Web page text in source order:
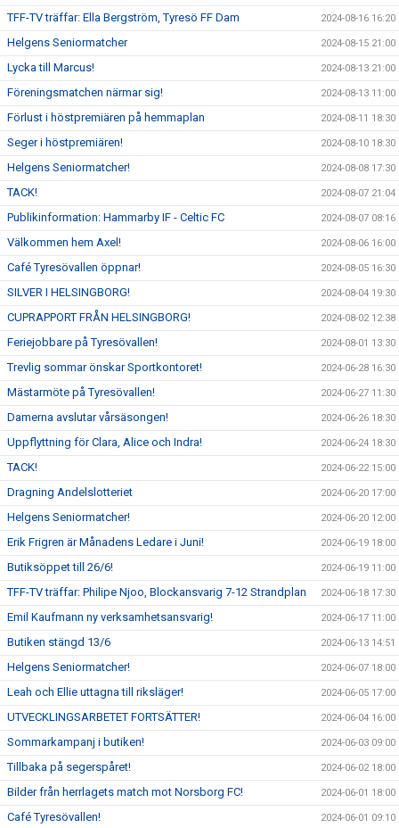
TFF-TV träffar: Ella Bergström, Tyresö FF Dam 2024-08-16 16:20
Helgens Seniormatcher 2024-08-15 21:00
Lycka till Marcus! 2024-08-13 21:00
Föreningsmatchen närmar sig! 2024-08-13 11:00
Förlust i höstpremiären på hemmaplan 2024-08-11 18:30
Seger i höstpremiären! 2024-08-10 18:30
Helgens Seniormatcher! 2024-08-08 17:30
TACK! 2024-08-07 21:04
Publikinformation: Hammarby IF - Celtic FC 2024-08-07 08:16
Välkommen hem Axel! 2024-08-06 16:00
Café Tyresövallen öppnar! 2024-08-05 16:30
SILVER I HELSINGBORG! 2024-08-04 19:30
CUPRAPPORT FRÅN HELSINGBORG! 2024-08-02 12:38
Feriejobbare på Tyresövallen! 2024-08-01 13:30
Trevlig sommar önskar Sportkontoret! 2024-06-28 16:30
Mästarmöte på Tyresövallen! 2024-06-27 11:30
Damerna avslutar vårsäsongen! 2024-06-26 18:30
Uppflyttning för Clara, Alice och Indra! 2024-06-24 18:30
TACK! 2024-06-22 15:00
Dragning Andelslotteriet 2024-06-20 17:00
Helgens Seniormatcher! 2024-06-20 12:00
Erik Frigren är Månadens Ledare i Juni! 2024-06-19 18:00
Butiksöppet till 26/6! 2024-06-19 11:00
TFF-TV träffar: Philipe Njoo, Blockansvarig 7-12 Strandplan 2024-06-18 17:30
Emil Kaufmann ny verksamhetsansvarig! 2024-06-17 11:00
Butiken stängd 13/6 2024-06-13 14:51
Helgens Seniormatcher! 2024-06-07 18:00
Leah och Ellie uttagna till riksläger! 2024-06-05 17:00
UTVECKLINGSARBETET FORTSÄTTER! 2024-06-04 16:00
Sommarkampanj i butiken! 2024-06-03 09:00
Tillbaka på segerspåret! 2024-06-02 18:00
Bilder från herrlagets match mot Norsborg FC! 2024-06-01 18:00
Café Tyresövallen! 2024-06-01 09:10